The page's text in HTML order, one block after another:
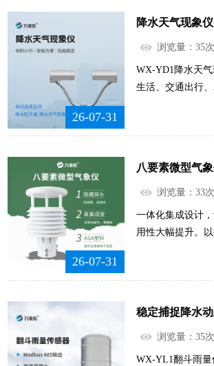
动管护模式，大
稳定，最大限度
26-07-31
降水天气现象
浏览量：35次
WX-YD1降水天
生活、交通出行
冻害、冰雹灾害
全方位提升基层
26-07-31
八要素微型气
浏览量：33次
一体化集成设计
用性大幅提升。
台传统监测设备
景区、城郊道路
维护。.....
稳定捕捉降水
浏览量：35次
WX-YL1翻斗雨